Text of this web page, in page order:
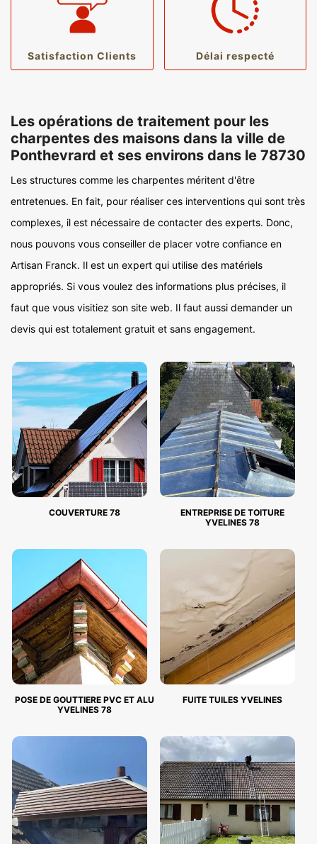
Satisfaction Clients Délai respecté
Les opérations de traitement pour les
charpentes des maisons dans la ville de
Ponthevrard et ses environs dans le 78730
Les structures comme les charpentes méritent d'être
entretenues. En fait, pour réaliser ces interventions qui sont très
complexes, il est nécessaire de contacter des experts. Donc,
nous pouvons vous conseiller de placer votre confiance en
Artisan Franck. Il est un expert qui utilise des matériels
appropriés. Si vous voulez des informations plus précises, il
faut que vous visitiez son site web. Il faut aussi demander un
devis qui est totalement gratuit et sans engagement.
COUVERTURE 78
ENTREPRISE DE TOITURE
YVELINES 78
POSE DE GOUTTIERE PVC ET ALU
YVELINES 78
FUITE TUILES YVELINES